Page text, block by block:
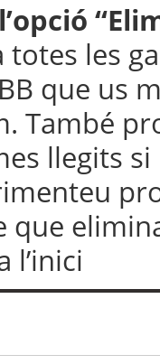
totes les
que us
També
llegits
que
l’inici